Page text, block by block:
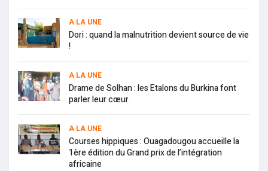
A LA UNE
Dori : quand la malnutrition devient source de vie
!
A LA UNE
Drame de Solhan : les Etalons du Burkina font
parler leur cœur
A LA UNE
Courses hippiques : Ouagadougou accueille la
1ère édition du Grand prix de l’intégration
africaine